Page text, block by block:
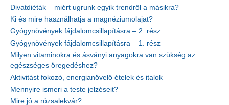
Divatdiéták – miért ugrunk egyik trendről a másikra?
Ki és mire használhatja a magnéziumolajat?
Gyógynövények fájdalomcsillapításra – 2. rész
Gyógynövények fájdalomcsillapításra – 1. rész
Milyen vitaminokra és ásványi anyagokra van szükség az
egészséges öregedéshez?
Aktivitást fokozó, energianövelő ételek és italok
Mennyire ismeri a teste jelzéseit?
Mire jó a rózsalekvár?